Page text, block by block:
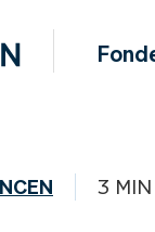
3